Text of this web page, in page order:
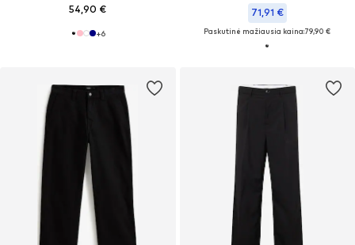
54,90 €
+6
71,91 €
Paskutinė mažiausia kaina:79,90 €